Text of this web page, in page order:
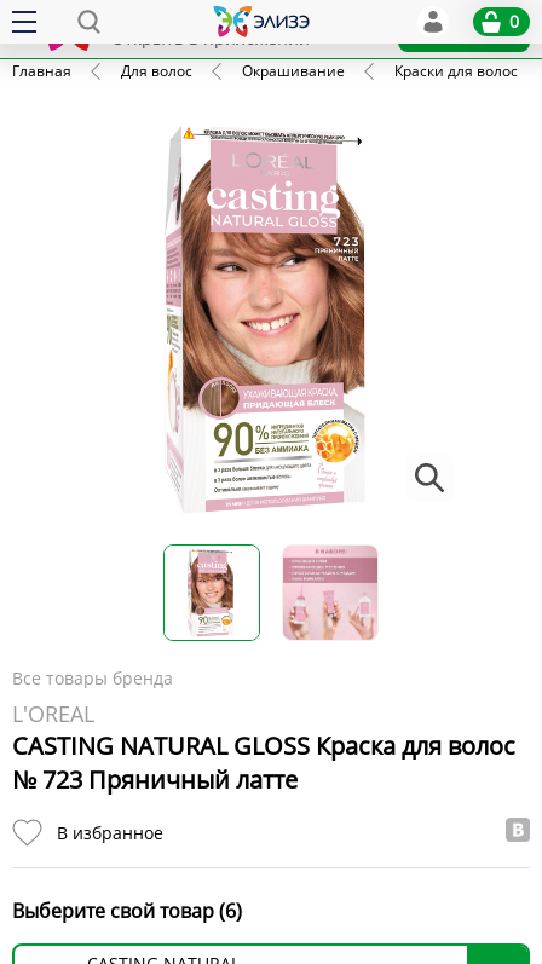
x
Открыть в приложении
Установить
0
Главная Для волос Окрашивание Краски для волос
Все товары бренда
L'OREAL
CASTING NATURAL GLOSS Краска для волос
№ 723 Пряничный латте
В избранное
Выберите свой товар (6)